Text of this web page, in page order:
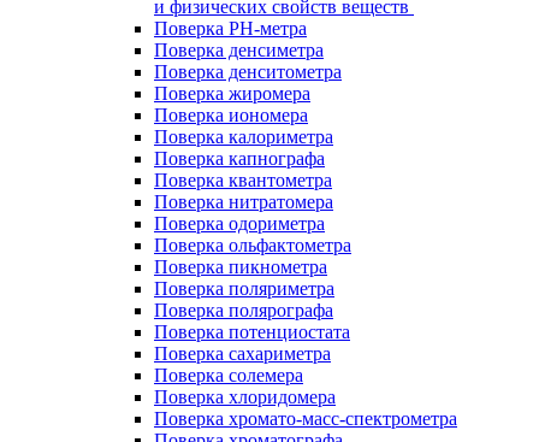
и физических свойств веществ
Поверка PH-метра
Поверка денсиметра
Поверка денситометра
Поверка жиромера
Поверка иономера
Поверка калориметра
Поверка капнографа
Поверка квантометра
Поверка нитратомера
Поверка одориметра
Поверка ольфактометра
Поверка пикнометра
Поверка поляриметра
Поверка полярографа
Поверка потенциостата
Поверка сахариметра
Поверка солемера
Поверка хлоридомера
Поверка хромато-масс-спектрометра